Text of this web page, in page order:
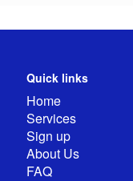
Quick links
Home
Services
Sign up
About Us
FAQ